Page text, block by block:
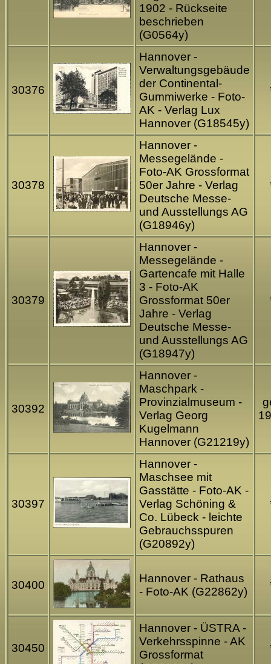
1902 - Rückseite
beschrieben
(G0564y)
30376
Hannover -
Verwaltungsgebäude
der Continental-
Gummiwerke - Foto-
AK - Verlag Lux
Hannover (G18545y)
30378
Hannover -
Messegelände -
Foto-AK Grossformat
50er Jahre - Verlag
Deutsche Messe-
und Ausstellungs AG
(G18946y)
30379
Hannover -
Messegelände -
Gartencafe mit Halle
3 - Foto-AK
Grossformat 50er
Jahre - Verlag
Deutsche Messe-
und Ausstellungs AG
(G18947y)
30392
Hannover -
Maschpark -
Provinzialmuseum -
Verlag Georg
Kugelmann
Hannover (G21219y)
30397
Hannover -
Maschsee mit
Gasstätte - Foto-AK -
Verlag Schöning &
Co. Lübeck - leichte
Gebrauchsspuren
(G20892y)
30400
Hannover - Rathaus
- Foto-AK (G22862y)
30450
Hannover - ÜSTRA -
Verkehrsspinne - AK
Grossformat